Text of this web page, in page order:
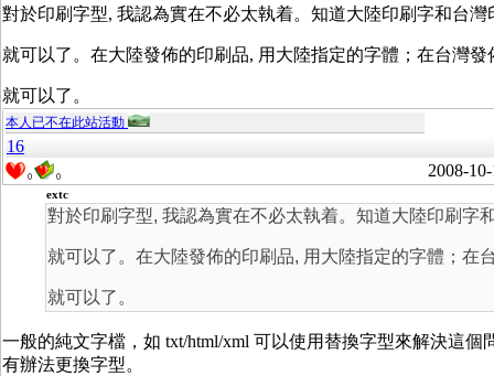
對於印刷字型, 我認為實在不必太執着。知道大陸印刷字和台灣
就可以了。在大陸發佈的印刷品, 用大陸指定的字體；在台灣
就可以了。
本人已不在此站活動
16
0 0 2008-
extc
對於印刷字型, 我認為實在不必太執着。知道大陸印刷字
就可以了。在大陸發佈的印刷品, 用大陸指定的字體；在
就可以了。
一般的純文字檔，如 txt/html/xml 可以使用替換字型來解決這
有辦法更換字型。